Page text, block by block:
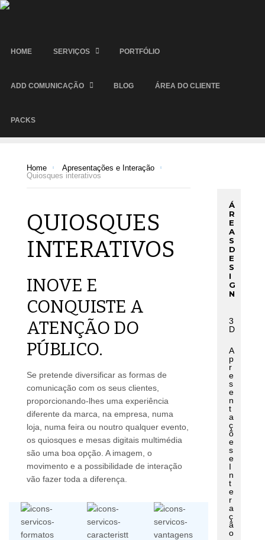
HOME SERVIÇOS PORTFÓLIO
ADD COMUNICAÇÃO BLOG ÁREA DO CLIENTE
PACKS
Home
Apresentações e Interação
Quiosques interativos
QUIOSQUES
INTERATIVOS
INOVE E
CONQUISTE A
ATENÇÃO DO
PÚBLICO.
Se pretende diversificar as formas de
comunicação com os seus clientes,
proporcionando-lhes uma experiência
diferente da marca, na empresa, numa
loja, numa feira ou noutro qualquer evento,
os quiosques e mesas digitais multimédia
são uma boa opção. A imagem, o
movimento e a possibilidade de interação
vão fazer toda a diferença.
Á
R
E
A
S
D
E
S
I
G
N
3
D
A
p
r
e
s
e
n
t
a
ç
õ
e
s
e
I
n
t
e
r
a
ç
ã
o